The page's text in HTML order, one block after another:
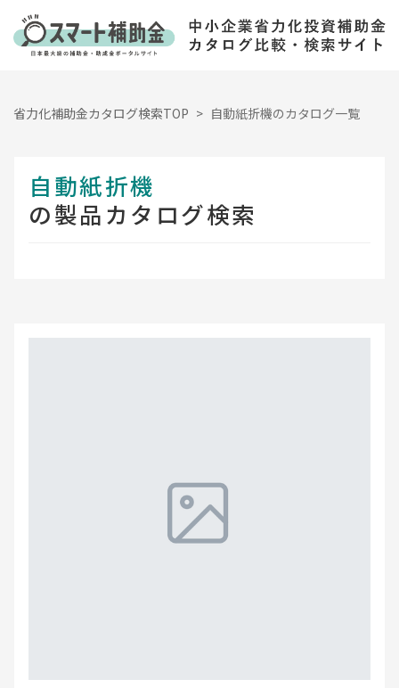
省力化補助金カタログ検索TOP 自動紙折機のカタログ一覧
自動紙折機
の製品カタログ検索